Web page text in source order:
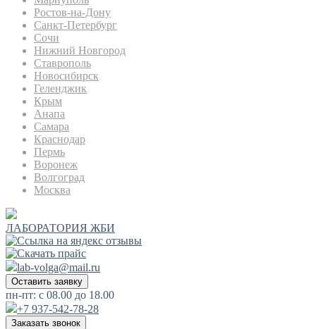
Ростов-на-Дону
Санкт-Петербург
Сочи
Нижний Новгород
Ставрополь
Новосибирск
Геленджик
Крым
Анапа
Самара
Краснодар
Пермь
Воронеж
Волгоград
Москва
ЛАБОРАТОРИЯ ЖБИ
lab-volga@mail.ru
Оставить заявку
пн-пт: с 08.00 до 18.00
+7 937-542-78-28
Заказать звонок